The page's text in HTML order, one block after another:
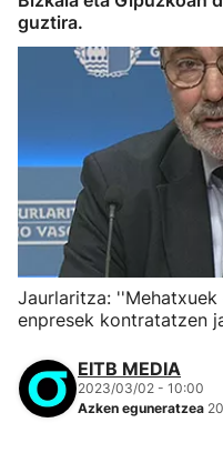
guztira.
Jaurlaritza:
enpresek kontratatzen
EITB MEDIA
2023/03/02 - 10:00
Azken eguneratzea